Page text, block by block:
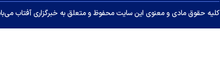
کلیه حقوق مادی و معنوی این سایت محفوظ و متعلق به خبرگزاری آفتاب